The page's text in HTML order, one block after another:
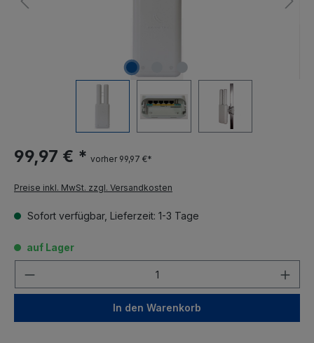
99,97 € * vorher 99,97 €*
Preise inkl. MwSt. zzgl. Versandkosten
Sofort verfügbar, Lieferzeit: 1-3 Tage
auf Lager
In den Warenkorb